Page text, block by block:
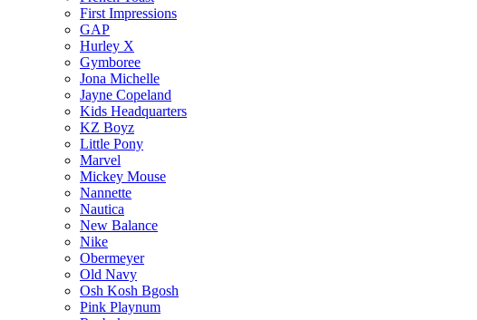
First Impressions
GAP
Hurley X
Gymboree
Jona Michelle
Jayne Copeland
Kids Headquarters
KZ Boyz
Little Pony
Marvel
Mickey Mouse
Nannette
Nautica
New Balance
Nike
Obermeyer
Old Navy
Osh Kosh Bgosh
Pink Playnum